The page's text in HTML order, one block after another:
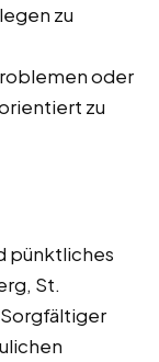
zu
oder
zu
pünktliches
St.
Sorgfältiger